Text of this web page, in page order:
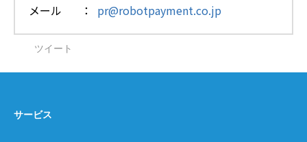
メール ： pr@robotpayment.co.jp
ツイート
サービス